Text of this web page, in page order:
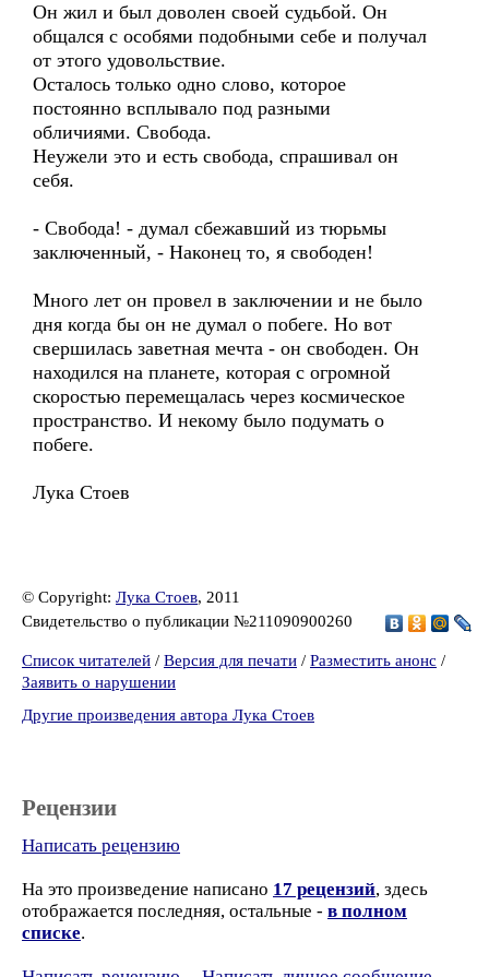
Он жил и был доволен своей судьбой. Он
общался с особями подобными себе и получал
от этого удовольствие.
Осталось только одно слово, которое
постоянно всплывало под разными
обличиями. Свобода.
Неужели это и есть свобода, спрашивал он
себя.
- Свобода! - думал сбежавший из тюрьмы
заключенный, - Наконец то, я свободен!
Много лет он провел в заключении и не было
дня когда бы он не думал о побеге. Но вот
свершилась заветная мечта - он свободен. Он
находился на планете, которая с огромной
скоростью перемещалась через космическое
пространство. И некому было подумать о
побеге.
Лука Стоев
© Copyright: Лука Стоев, 2011
Свидетельство о публикации №211090900260
Список читателей / Версия для печати / Разместить анонс /
Заявить о нарушении
Другие произведения автора Лука Стоев
Рецензии
Написать рецензию
На это произведение написано 17 рецензий, здесь
отображается последняя, остальные - в полном
списке.